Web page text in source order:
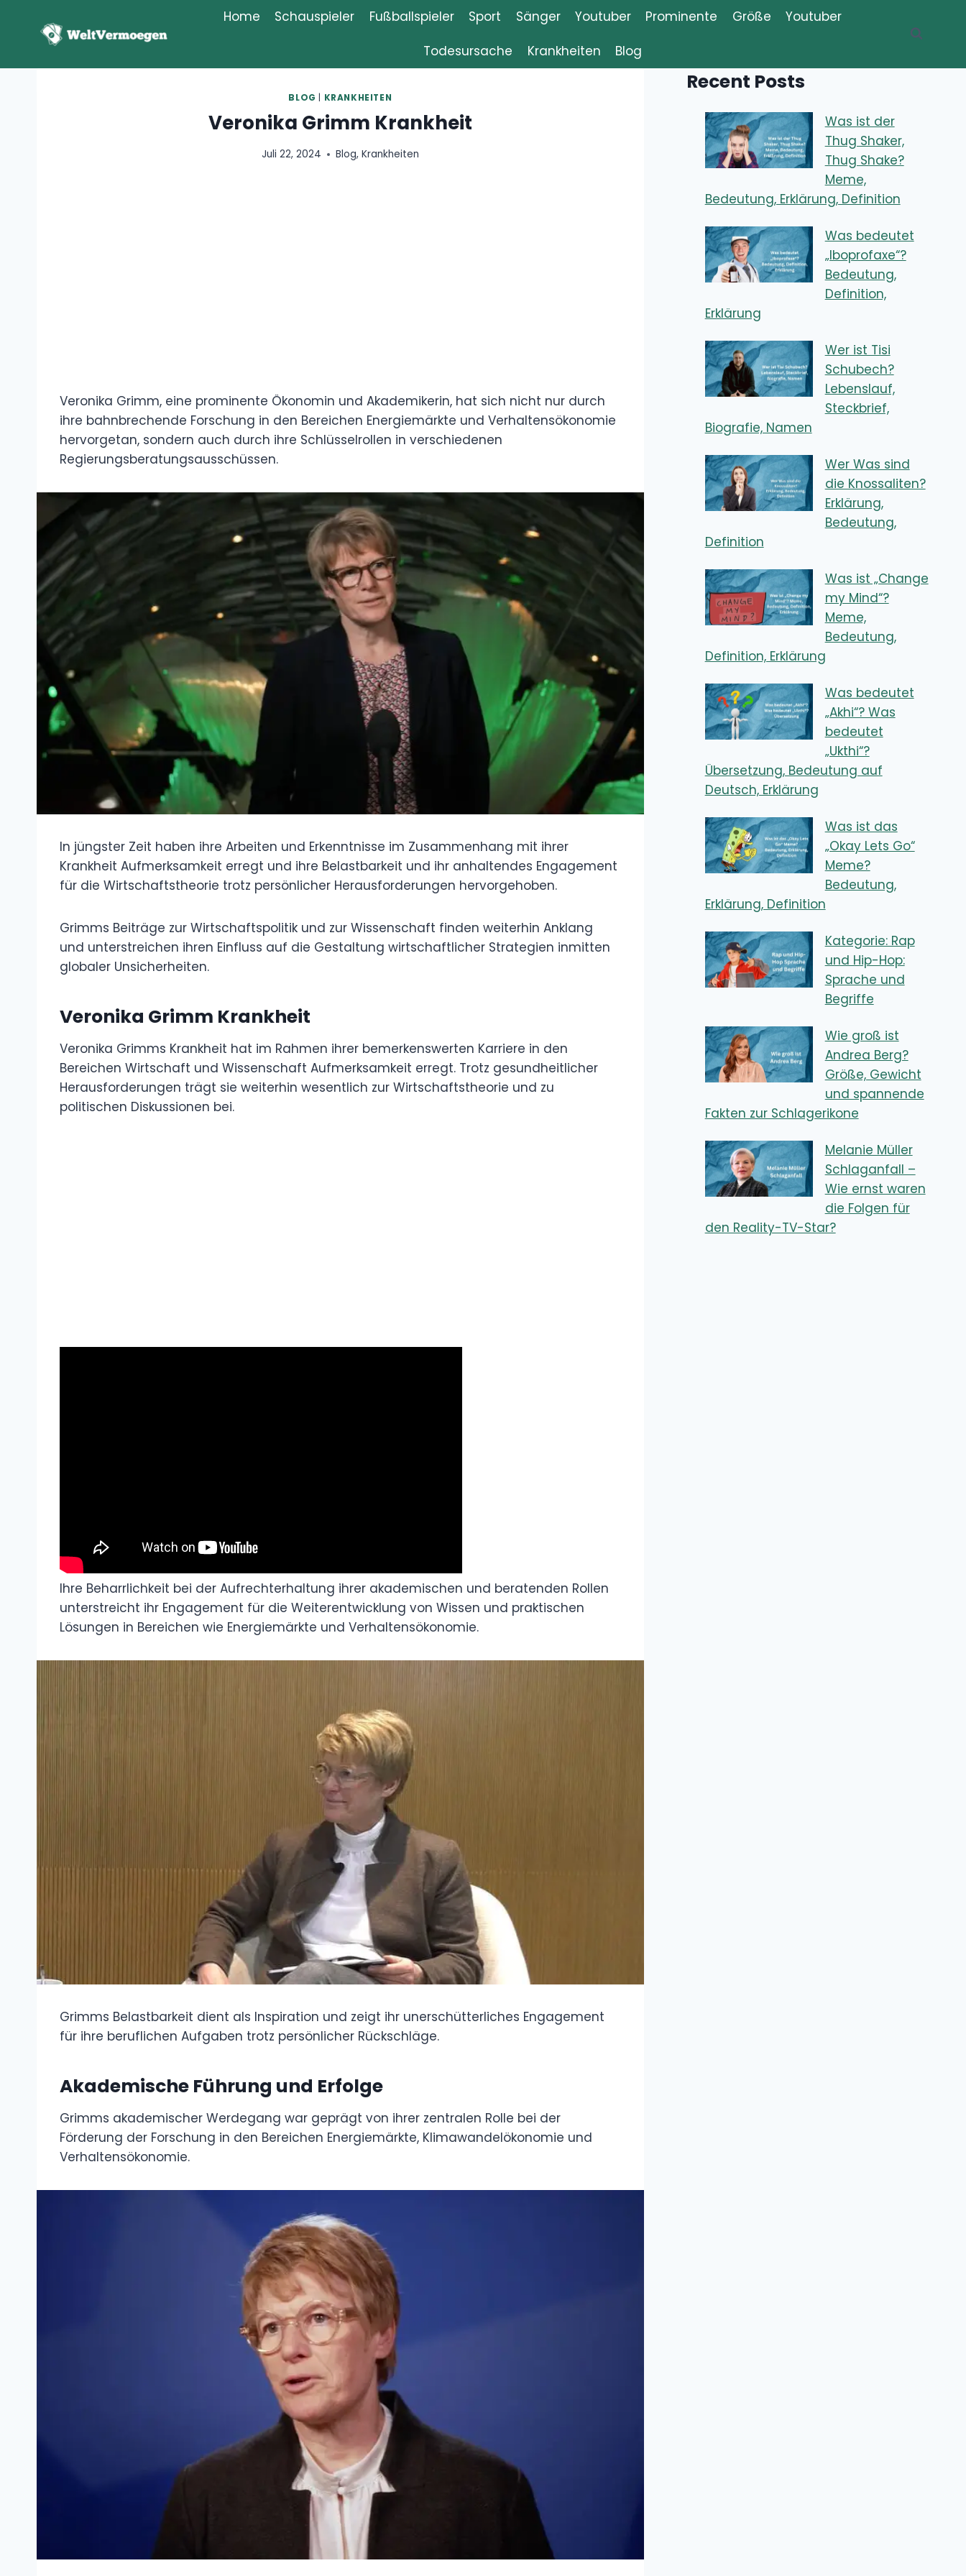
springen
Home Schauspieler Fußballspieler Sport Sänger Youtuber Prominente Größe
Youtuber
Todesursache
Krankheiten Blog
BLOG KRANKHEITEN
Veronika Grimm Krankheit
Juli 22, 2024 Blog, Krankheiten
Veronika Grimm, eine prominente Ökonomin und Akademikerin, hat sich nicht nur durch
ihre bahnbrechende Forschung in den Bereichen Energiemärkte und Verhaltensökonomie
hervorgetan, sondern auch durch ihre Schlüsselrollen in verschiedenen
Regierungsberatungsausschüssen.
In jüngster Zeit haben ihre Arbeiten und Erkenntnisse im Zusammenhang mit ihrer
Krankheit Aufmerksamkeit erregt und ihre Belastbarkeit und ihr anhaltendes Engagement
für die Wirtschaftstheorie trotz persönlicher Herausforderungen hervorgehoben.
Grimms Beiträge zur Wirtschaftspolitik und zur Wissenschaft finden weiterhin Anklang
und unterstreichen ihren Einfluss auf die Gestaltung wirtschaftlicher Strategien inmitten
globaler Unsicherheiten.
Veronika Grimm Krankheit
Veronika Grimms Krankheit hat im Rahmen ihrer bemerkenswerten Karriere in den
Bereichen Wirtschaft und Wissenschaft Aufmerksamkeit erregt. Trotz gesundheitlicher
Herausforderungen trägt sie weiterhin wesentlich zur Wirtschaftstheorie und zu
politischen Diskussionen bei.
Ihre Beharrlichkeit bei der Aufrechterhaltung ihrer akademischen und beratenden Rollen
unterstreicht ihr Engagement für die Weiterentwicklung von Wissen und praktischen
Lösungen in Bereichen wie Energiemärkte und Verhaltensökonomie.
Grimms Belastbarkeit dient als Inspiration und zeigt ihr unerschütterliches Engagement
für ihre beruflichen Aufgaben trotz persönlicher Rückschläge.
Akademische Führung und Erfolge
Grimms akademischer Werdegang war geprägt von ihrer zentralen Rolle bei der
Förderung der Forschung in den Bereichen Energiemärkte, Klimawandelökonomie und
Verhaltensökonomie.
Recent Posts
Was ist der
Thug Shaker,
Thug Shake?
Meme,
Bedeutung, Erklärung, Definition
Was bedeutet
„Iboprofaxe“?
Bedeutung,
Definition,
Erklärung
Wer ist Tisi
Schubech?
Lebenslauf,
Steckbrief,
Biografie, Namen
Wer Was sind
die Knossaliten?
Erklärung,
Bedeutung,
Definition
Was ist „Change
my Mind“?
Meme,
Bedeutung,
Definition, Erklärung
Was bedeutet
„Akhi“? Was
bedeutet
„Ukthi“?
Übersetzung, Bedeutung auf
Deutsch, Erklärung
Was ist das
„Okay Lets Go“
Meme?
Bedeutung,
Erklärung, Definition
Kategorie: Rap
und Hip-Hop:
Sprache und
Begriffe
Wie groß ist
Andrea Berg?
Größe, Gewicht
und spannende
Fakten zur Schlagerikone
Melanie Müller
Schlaganfall –
Wie ernst waren
die Folgen für
den Reality-TV-Star?